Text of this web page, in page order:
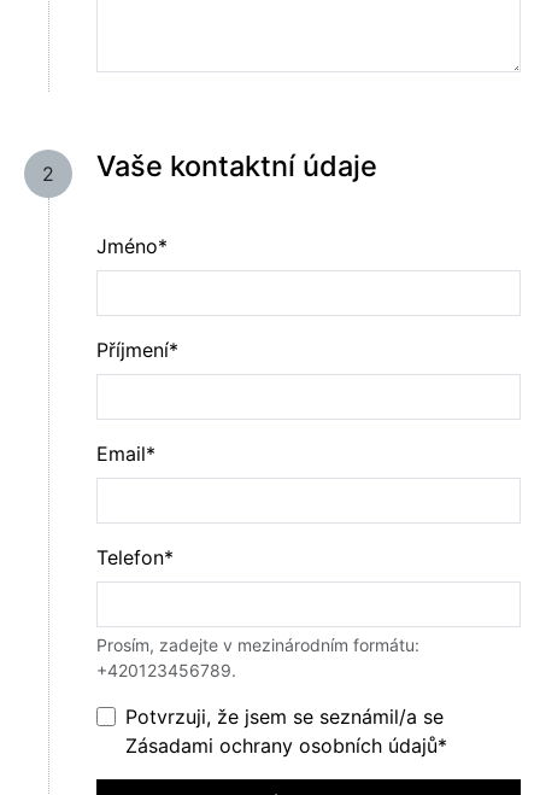
2 Vaše kontaktní údaje
Jméno*
Příjmení*
Email*
Telefon*
Prosím, zadejte v mezinárodním formátu:
+420123456789.
Potvrzuji, že jsem se seznámil/a se
Zásadami ochrany osobních údajů*